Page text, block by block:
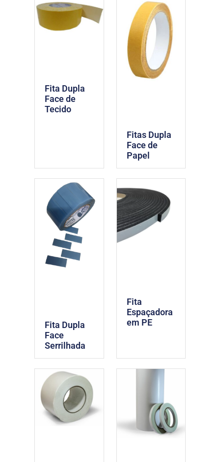
Fita Dupla
Face de
Tecido
Fitas Dupla
Face de
Papel
Fita Dupla
Face
Serrilhada
Fita
Espaçadora
em PE